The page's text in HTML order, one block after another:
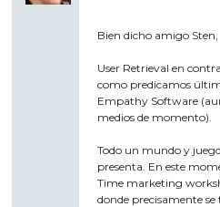
Bien dicho amigo Sten,
User Retrieval en
como predicamos
Empathy Software
medios de momento).
Todo un mundo y
presenta. En este
Time marketing
donde precisamente